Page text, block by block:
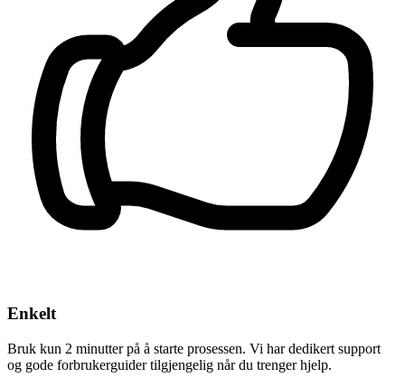
Enkelt
Bruk kun 2 minutter på å starte prosessen. Vi har dedikert support
og gode forbrukerguider tilgjengelig når du trenger hjelp.